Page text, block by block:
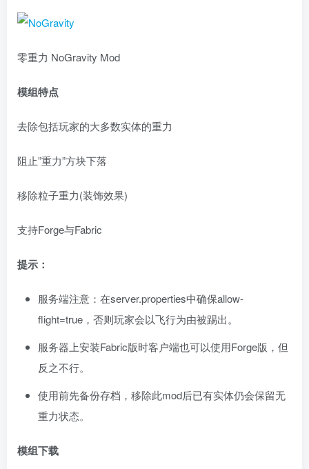
零重力 NoGravity Mod
模组特点
去除包括玩家的大多数实体的重力
阻止”重力”方块下落
移除粒子重力(装饰效果)
支持Forge与Fabric
提示：
服务端注意：在server.properties中确保allow-
flight=true，否则玩家会以飞行为由被踢出。
服务器上安装Fabric版时客户端也可以使用Forge版，但
反之不行。
使用前先备份存档，移除此mod后已有实体仍会保留无
重力状态。
模组下载